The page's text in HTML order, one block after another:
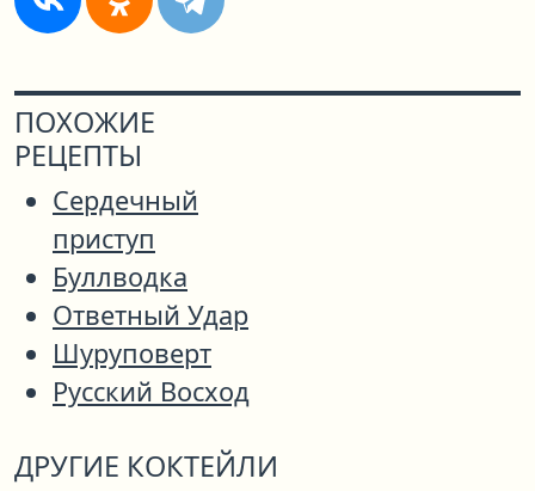
ПОХОЖИЕ
РЕЦЕПТЫ
Сердечный
приступ
Буллводка
Ответный Удар
Шуруповерт
Русский Восход
ДРУГИЕ КОКТЕЙЛИ